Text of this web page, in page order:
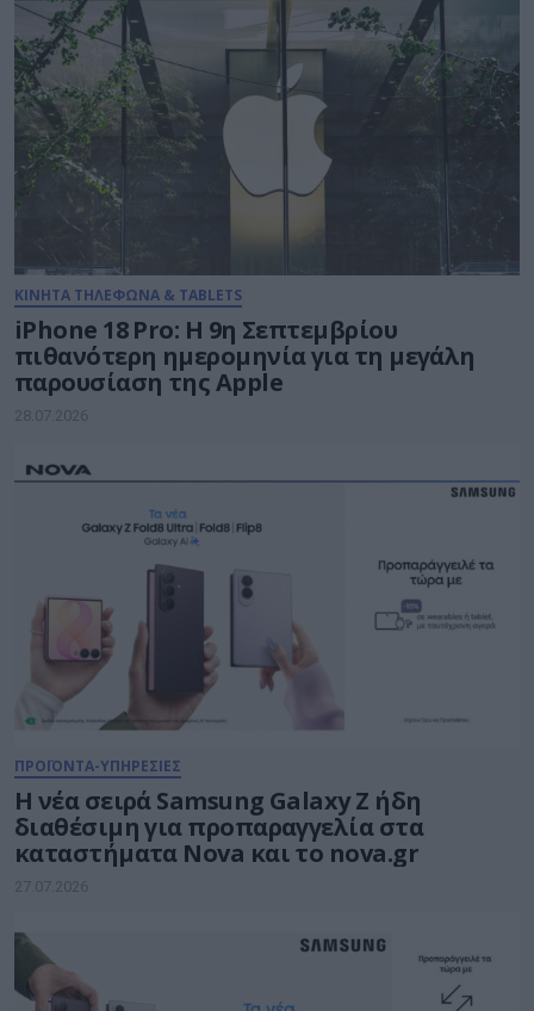
ΚΙΝΗΤΑ ΤΗΛΕΦΩΝΑ & TABLETS
iPhone 18 Pro: H 9η Σεπτεμβρίου
πιθανότερη ημερομηνία για τη μεγάλη
παρουσίαση της Apple
28.07.2026
ΠΡΟΪΟΝΤΑ-ΥΠΗΡΕΣΙΕΣ
Η νέα σειρά Samsung Galaxy Ζ ήδη
διαθέσιμη για προπαραγγελία στα
καταστήματα Nova και το nova.gr
27.07.2026